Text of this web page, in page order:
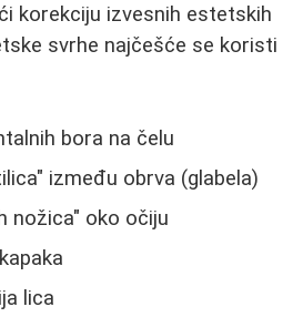
korekciju izvesnih estetskih
svrhe najčešće se koristi
bora na čelu
između obrva (glabela)
nožica" oko očiju
lica